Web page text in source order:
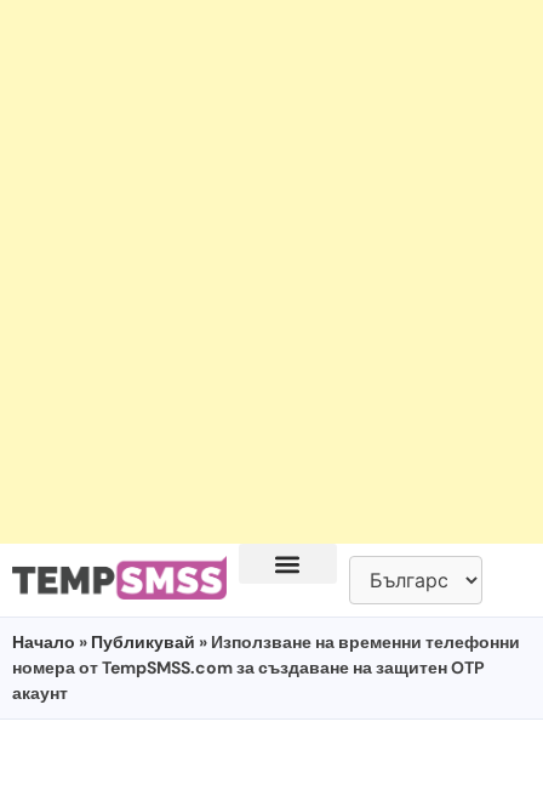
Начало » Публикувай » Използване на временни телефонни
номера от TempSMSS.com за създаване на защитен OTP
акаунт